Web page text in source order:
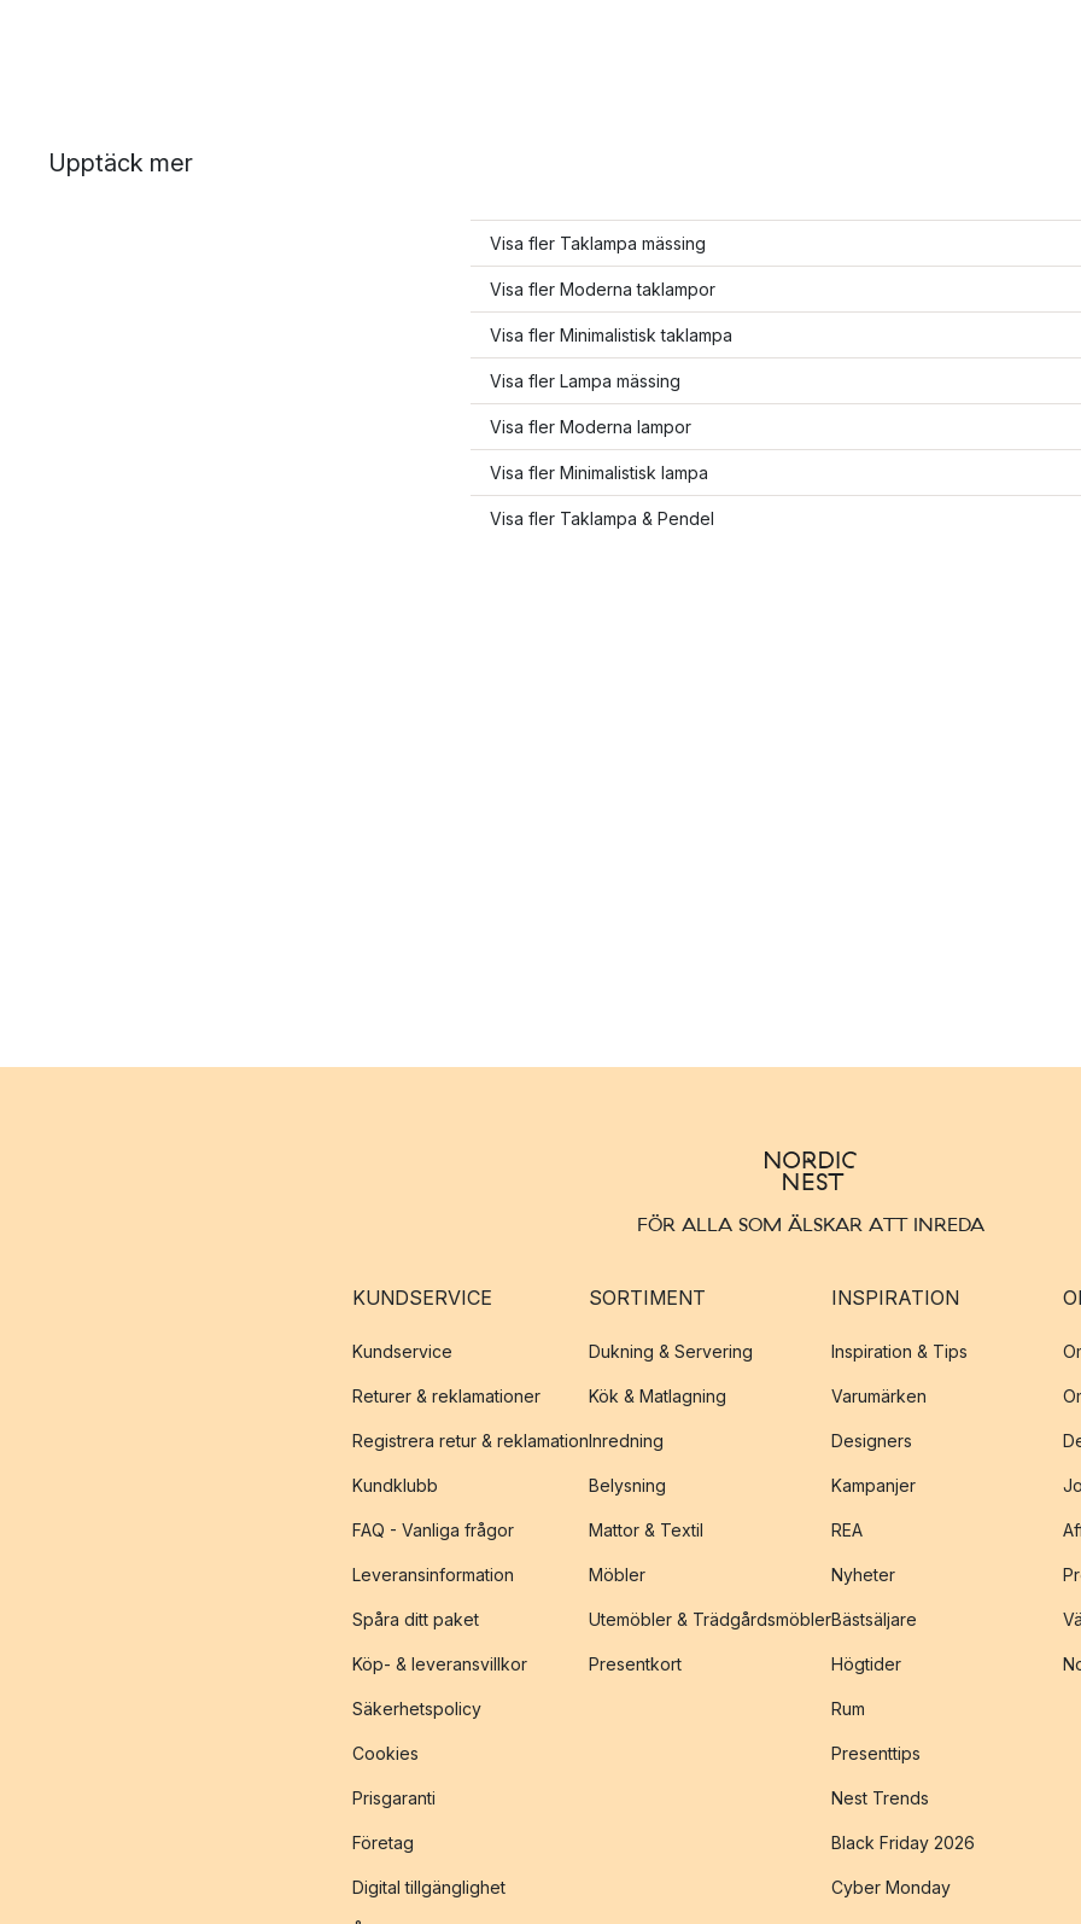
Upptäck mer
Visa fler Taklampa mässing
Visa fler Moderna taklampor
Visa fler Minimalistisk taklampa
Visa fler Lampa mässing
Visa fler Moderna lampor
Visa fler Minimalistisk lampa
Visa fler Taklampa & Pendel
FÖR ALLA SOM ÄLSKAR ATT INREDA
KUNDSERVICE
Kundservice
Returer & reklamationer
Registrera retur & reklamation
Kundklubb
FAQ - Vanliga frågor
Leveransinformation
Spåra ditt paket
Köp- & leveransvillkor
Säkerhetspolicy
Cookies
Prisgaranti
Företag
Digital tillgänglighet
SORTIMENT
Dukning & Servering
Kök & Matlagning
Inredning
Belysning
Mattor & Textil
Möbler
Utemöbler & Trädgårdsmöbler
Presentkort
INSPIRATION
Inspiration & Tips
Varumärken
Designers
Kampanjer
REA
Nyheter
Bästsäljare
Högtider
Rum
Presenttips
Nest Trends
Black Friday 2026
Cyber Monday